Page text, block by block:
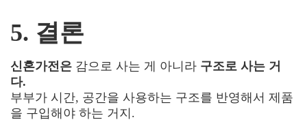
5. 결론
신혼가전은 감으로 사는 게 아니라 구조로 사는 거
다.
부부가 시간, 공간을 사용하는 구조를 반영해서 제품
을 구입해야 하는 거지.